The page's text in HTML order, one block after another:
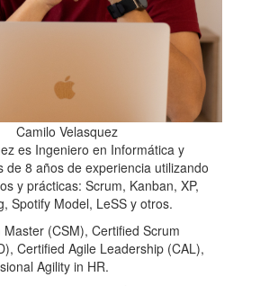
Camilo Velasquez
es Ingeniero en Informática y
de 8 años de experiencia utilizando
y prácticas: Scrum, Kanban, XP,
Spotify Model, LeSS y otros.
(CSM), Certified Scrum
Certified Agile Leadership (CAL),
Agility in HR.